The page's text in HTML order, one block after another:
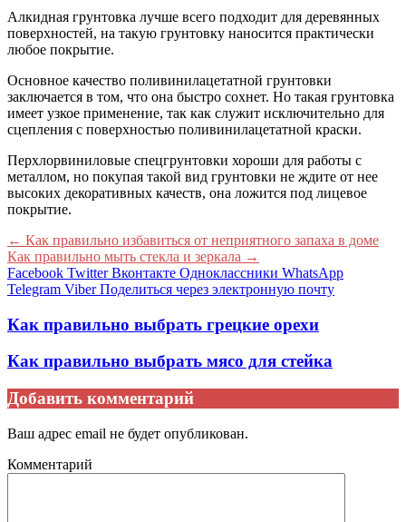
Алкидная грунтовка лучше всего подходит для деревянных
поверхностей, на такую грунтовку наносится практически
любое покрытие.
Основное качество поливинилацетатной грунтовки
заключается в том, что она быстро сохнет. Но такая грунтовка
имеет узкое применение, так как служит исключительно для
сцепления с поверхностью поливинилацетатной краски.
Перхлорвиниловые спецгрунтовки хороши для работы с
металлом, но покупая такой вид грунтовки не ждите от нее
высоких декоративных качеств, она ложится под лицевое
покрытие.
← Как правильно избавиться от неприятного запаха в доме
Как правильно мыть стекла и зеркала →
Facebook Twitter Вконтакте Одноклассники WhatsApp
Telegram Viber Поделиться через электронную почту
Как правильно выбрать грецкие орехи
Как правильно выбрать мясо для стейка
Добавить комментарий
Ваш адрес email не будет опубликован.
Комментарий